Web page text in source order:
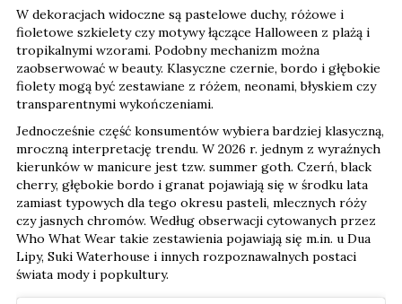
W dekoracjach widoczne są pastelowe duchy, różowe i
fioletowe szkielety czy motywy łączące Halloween z plażą i
tropikalnymi wzorami. Podobny mechanizm można
zaobserwować w beauty. Klasyczne czernie, bordo i głębokie
fiolety mogą być zestawiane z różem, neonami, błyskiem czy
transparentnymi wykończeniami.
Jednocześnie część konsumentów wybiera bardziej klasyczną,
mroczną interpretację trendu. W 2026 r. jednym z wyraźnych
kierunków w manicure jest tzw. summer goth. Czerń, black
cherry, głębokie bordo i granat pojawiają się w środku lata
zamiast typowych dla tego okresu pasteli, mlecznych róży
czy jasnych chromów. Według obserwacji cytowanych przez
Who What Wear takie zestawienia pojawiają się m.in. u Dua
Lipy, Suki Waterhouse i innych rozpoznawalnych postaci
świata mody i popkultury.